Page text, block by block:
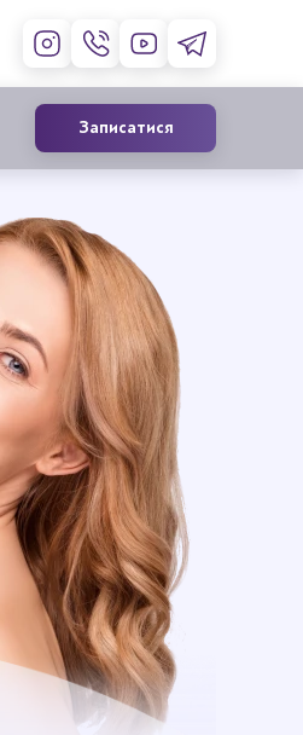
губ
Записатися